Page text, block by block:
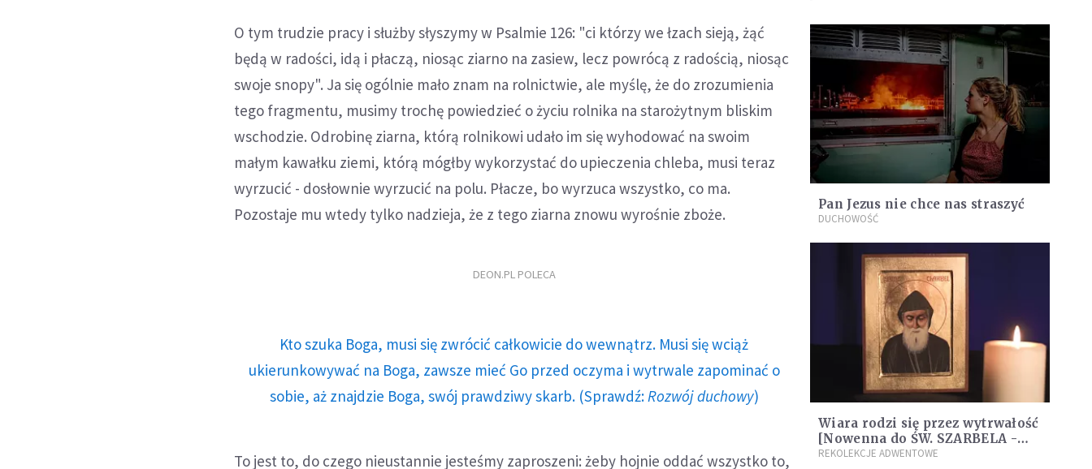
O tym trudzie pracy i służby słyszymy w Psalmie 126: "ci którzy we łzach sieją, żąć
będą w radości, idą i płaczą, niosąc ziarno na zasiew, lecz powrócą z radością, niosąc
swoje snopy". Ja się ogólnie mało znam na rolnictwie, ale myślę, że do zrozumienia
tego fragmentu, musimy trochę powiedzieć o życiu rolnika na starożytnym bliskim
wschodzie. Odrobinę ziarna, którą rolnikowi udało im się wyhodować na swoim
małym kawałku ziemi, którą mógłby wykorzystać do upieczenia chleba, musi teraz
wyrzucić - dosłownie wyrzucić na polu. Płacze, bo wyrzuca wszystko, co ma.
Pozostaje mu wtedy tylko nadzieja, że z tego ziarna znowu wyrośnie zboże.
DEON.PL POLECA
Kto szuka Boga, musi się zwrócić całkowicie do wewnątrz. Musi się wciąż
ukierunkowywać na Boga, zawsze mieć Go przed oczyma i wytrwale zapominać o
sobie, aż znajdzie Boga, swój prawdziwy skarb. (Sprawdź: Rozwój duchowy)
To jest to, do czego nieustannie jesteśmy zaproszeni: żeby hojnie oddać wszystko to,
Pan Jezus nie chce nas straszyć
DUCHOWOŚĆ
Wiara rodzi się przez wytrwałość
[Nowenna do ŚW. SZARBELA -
dzień ósmy]
REKOLEKCJE ADWENTOWE